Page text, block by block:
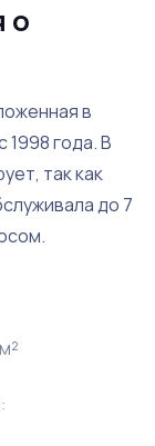
о
в
года. В
так как
до 7